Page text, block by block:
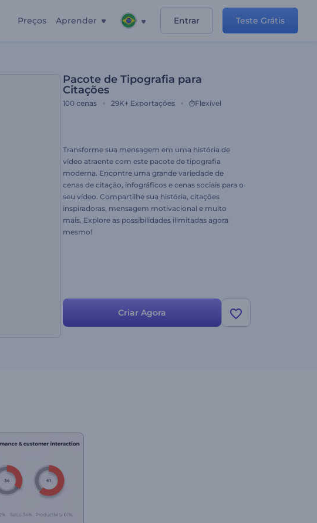
Preços Aprender Entrar Teste Grátis
Pacote de Tipografia para
Citações
100 cenas 29K+ Exportações Flexível
Transforme sua mensagem em uma história de
vídeo atraente com este pacote de tipografia
moderna. Encontre uma grande variedade de
cenas de citação, infográficos e cenas sociais para o
seu vídeo. Compartilhe sua história, citações
inspiradoras, mensagem motivacional e muito
mais. Explore as possibilidades ilimitadas agora
mesmo!
Criar Agora